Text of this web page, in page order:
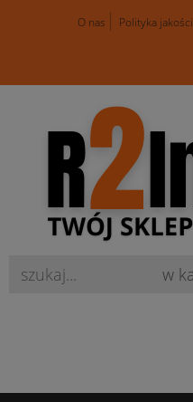
O nas Polityka jakości